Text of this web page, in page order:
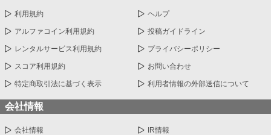
利用規約 ヘルプ
アルファコイン利用規約 投稿ガイドライン
レンタルサービス利用規約 プライバシーポリシー
スコア利用規約 お問い合わせ
特定商取引法に基づく表示 利用者情報の外部送信について
会社情報
会社情報 IR情報